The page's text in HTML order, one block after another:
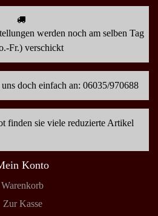
werden noch am selben Tag
Fr.) verschickt
doch einfach an: 06035/970688
finden sie viele reduzierte Artikel
Konto
Warenkorb
Zur Kasse